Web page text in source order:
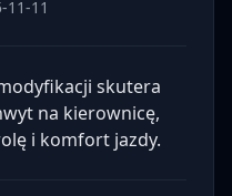
11
skutera
na kierownicę,
i komfort jazdy.